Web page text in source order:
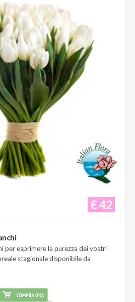
€ 42
per esprimere la purezza dei vostri
stagionale disponibile da